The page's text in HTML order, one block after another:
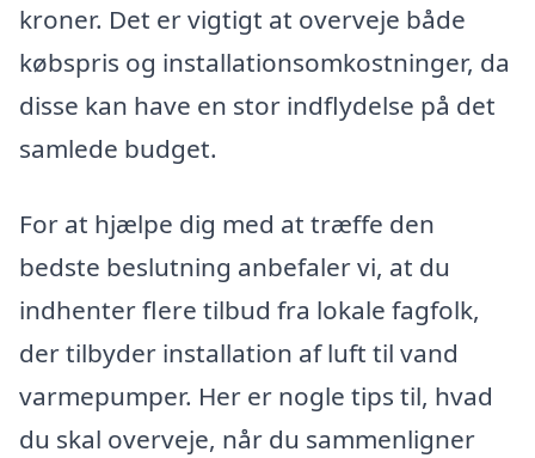
kroner. Det er vigtigt at overveje både
købspris og installationsomkostninger, da
disse kan have en stor indflydelse på det
samlede budget.
For at hjælpe dig med at træffe den
bedste beslutning anbefaler vi, at du
indhenter flere tilbud fra lokale fagfolk,
der tilbyder installation af luft til vand
varmepumper. Her er nogle tips til, hvad
du skal overveje, når du sammenligner